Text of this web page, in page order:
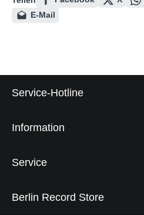
E-Mail
Service-Hotline
Information
Service
Berlin Record Store